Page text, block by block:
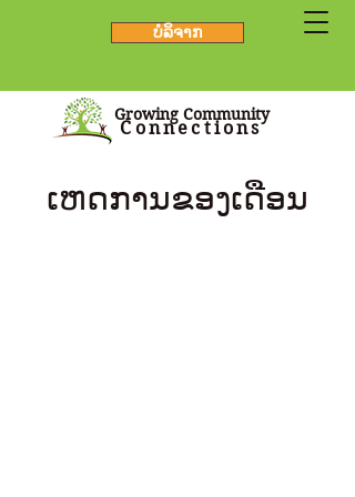
ບໍລິຈາກ
Growing Community
Connections
ເຫດການຂອງເດືອນ